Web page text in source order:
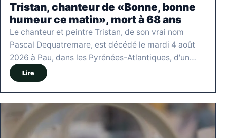
Tristan, chanteur de «Bonne, bonne
humeur ce matin», mort à 68 ans
Le chanteur et peintre Tristan, de son vrai nom
Pascal Dequatremare, est décédé le mardi 4 août
2026 à Pau, dans les Pyrénées-Atlantiques, d'un…
Lire